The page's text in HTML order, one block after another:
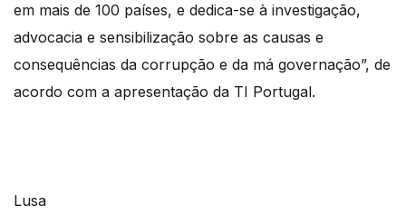
em mais de 100 países, e dedica-se à investigação,
advocacia e sensibilização sobre as causas e
consequências da corrupção e da má governação”, de
acordo com a apresentação da TI Portugal.
Lusa